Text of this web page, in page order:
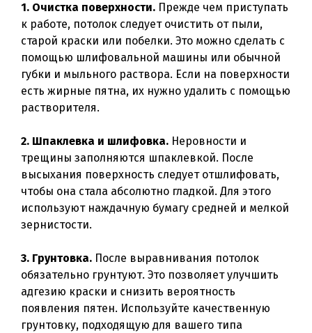
1. Очистка поверхности. Прежде чем приступать
к работе, потолок следует очистить от пыли,
старой краски или побелки. Это можно сделать с
помощью шлифовальной машины или обычной
губки и мыльного раствора. Если на поверхности
есть жирные пятна, их нужно удалить с помощью
растворителя.
2. Шпаклевка и шлифовка. Неровности и
трещины заполняются шпаклевкой. После
высыхания поверхность следует отшлифовать,
чтобы она стала абсолютно гладкой. Для этого
используют наждачную бумагу средней и мелкой
зернистости.
3. Грунтовка. После выравнивания потолок
обязательно грунтуют. Это позволяет улучшить
адгезию краски и снизить вероятность
появления пятен. Используйте качественную
грунтовку, подходящую для вашего типа